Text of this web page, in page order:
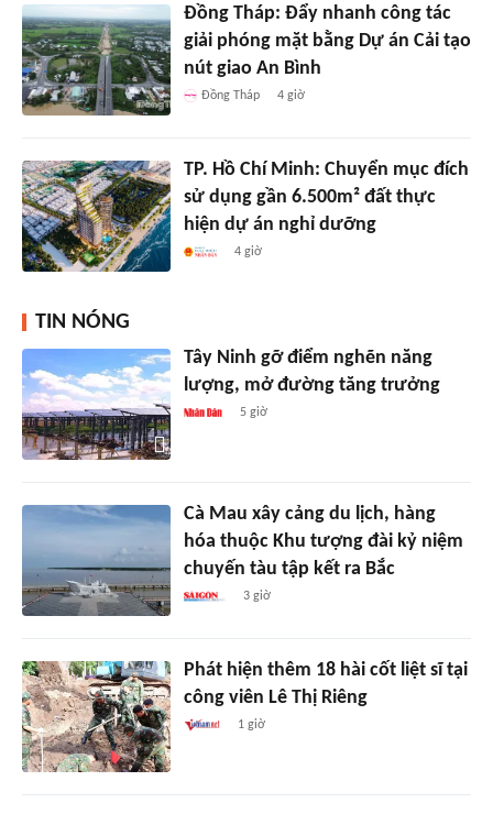
Đồng Tháp: Đẩy nhanh công tác
giải phóng mặt bằng Dự án Cải tạo
nút giao An Bình
Đồng Tháp 4 giờ
TP. Hồ Chí Minh: Chuyển mục đích
sử dụng gần 6.500m² đất thực
hiện dự án nghỉ dưỡng
4 giờ
TIN NÓNG
Tây Ninh gỡ điểm nghẽn năng
lượng, mở đường tăng trưởng
5 giờ
Cà Mau xây cảng du lịch, hàng
hóa thuộc Khu tượng đài kỷ niệm
chuyến tàu tập kết ra Bắc
3 giờ
Phát hiện thêm 18 hài cốt liệt sĩ tại
công viên Lê Thị Riêng
1 giờ